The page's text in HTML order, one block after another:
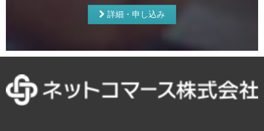
詳細・申し込み